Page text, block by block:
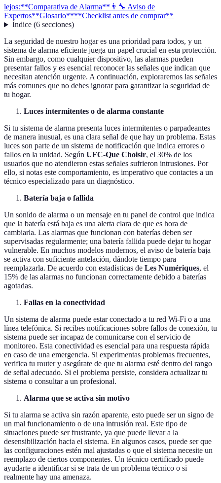
lejos:**Comparativa de Alarma** 👨‍🔧 Aviso de
Expertos**Glosario****Checklist antes de comprar**
Índice(6 secciones)
La seguridad de nuestro hogar es una prioridad para todos, y un
sistema de alarma eficiente juega un papel crucial en esta protección.
Sin embargo, como cualquier dispositivo, las alarmas pueden
presentar fallos y es esencial reconocer las señales que indican que
necesitan atención urgente. A continuación, exploraremos las señales
más comunes que no debes ignorar para garantizar la seguridad de
tu hogar.
Luces intermitentes o de alarma constante
Si tu sistema de alarma presenta luces intermitentes o parpadeantes
de manera inusual, es una clara señal de que hay un problema. Estas
luces son parte de un sistema de notificación que indica errores o
fallos en la unidad. Según UFC-Que Choisir, el 30% de los
usuarios que no atendieron estas señales sufrieron intrusiones. Por
ello, si notas este comportamiento, es imperativo que contactes a un
técnico especializado para un diagnóstico.
Batería baja o fallida
Un sonido de alarma o un mensaje en tu panel de control que indica
que la batería está baja es una alerta clara de que es hora de
cambiarla. Las alarmas que funcionan con baterías deben ser
supervisadas regularmente; una batería fallida puede dejar tu hogar
vulnerable. En muchos modelos modernos, el aviso de batería baja
se activa con suficiente antelación, dándote tiempo para
reemplazarla. De acuerdo con estadísticas de Les Numériques, el
15% de las alarmas no funcionan correctamente debido a baterías
agotadas.
Fallas en la conectividad
Un sistema de alarma puede estar conectado a tu red Wi-Fi o a una
línea telefónica. Si recibes notificaciones sobre fallos de conexión, tu
sistema puede ser incapaz de comunicarse con el servicio de
monitoreo. Esta conectividad es esencial para una respuesta rápida
en caso de una emergencia. Si experimentas problemas frecuentes,
verifica tu router y asegúrate de que tu alarma esté dentro del rango
de señal adecuado. Si el problema persiste, considera actualizar tu
sistema o consultar a un profesional.
Alarma que se activa sin motivo
Si tu alarma se activa sin razón aparente, esto puede ser un signo de
un mal funcionamiento o de una intrusión real. Este tipo de
situaciones puede ser frustrante, ya que puede llevar a la
desensibilización hacia el sistema. En algunos casos, puede ser que
las configuraciones estén mal ajustadas o que el sistema necesite un
reemplazo de ciertos componentes. Un técnico certificado puede
ayudarte a identificar si se trata de un problema técnico o si
realmente hay una amenaza.